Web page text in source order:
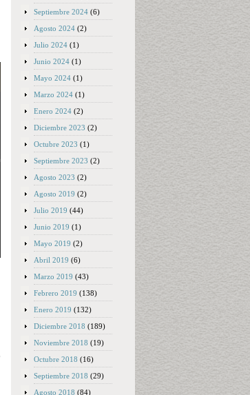
Septiembre 2024 (6)
Agosto 2024 (2)
Julio 2024 (1)
Junio 2024 (1)
Mayo 2024 (1)
Marzo 2024 (1)
Enero 2024 (2)
Diciembre 2023 (2)
Octubre 2023 (1)
Septiembre 2023 (2)
Agosto 2023 (2)
Agosto 2019 (2)
Julio 2019 (44)
Junio 2019 (1)
Mayo 2019 (2)
Abril 2019 (6)
Marzo 2019 (43)
Febrero 2019 (138)
Enero 2019 (132)
Diciembre 2018 (189)
Noviembre 2018 (19)
Octubre 2018 (16)
Septiembre 2018 (29)
Agosto 2018 (84)